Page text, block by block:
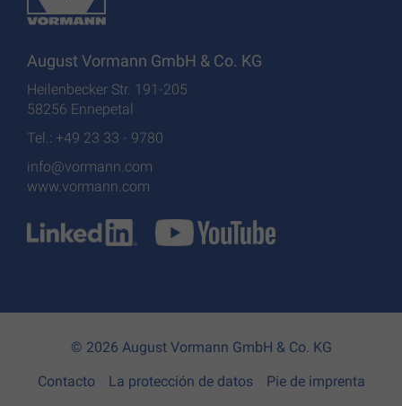
August Vormann GmbH & Co. KG
Heilenbecker Str. 191-205
58256 Ennepetal
Tel.: +49 23 33 - 9780
info@vormann.com
www.vormann.com
© 2026 August Vormann GmbH & Co. KG
Contacto
La protección de datos Pie de imprenta